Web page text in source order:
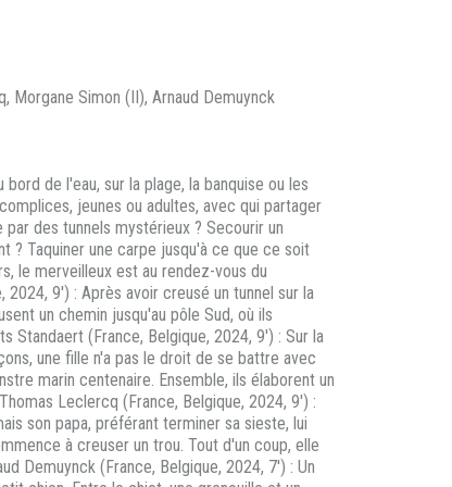
Morgane Simon (II), Arnaud Demuynck
de l'eau, sur la plage, la banquise ou les
jeunes ou adultes, avec qui partager
des tunnels mystérieux ? Secourir un
? Taquiner une carpe jusqu'à ce que ce soit
le merveilleux est au rendez-vous du
2024, 9') : Après avoir creusé un tunnel sur la
un chemin jusqu'au pôle Sud, où ils
Standaert (France, Belgique, 2024, 9') : Sur la
une fille n'a pas le droit de se battre avec
marin centenaire. Ensemble, ils élaborent un
Leclercq (France, Belgique, 2024, 9') :
son papa, préférant terminer sa sieste, lui
à creuser un trou. Tout d'un coup, elle
Demuynck (France, Belgique, 2024, 7') : Un